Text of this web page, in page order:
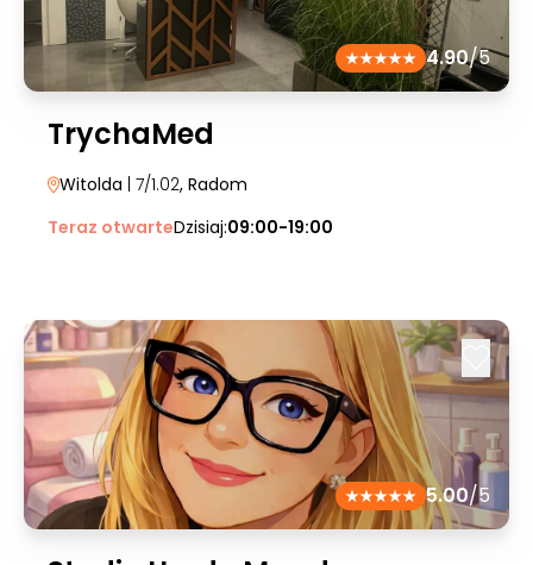
4.90/5
TrychaMed
Witolda | 7/1.02, Radom
Teraz otwarteDzisiaj:09:00-19:00
5.00/5